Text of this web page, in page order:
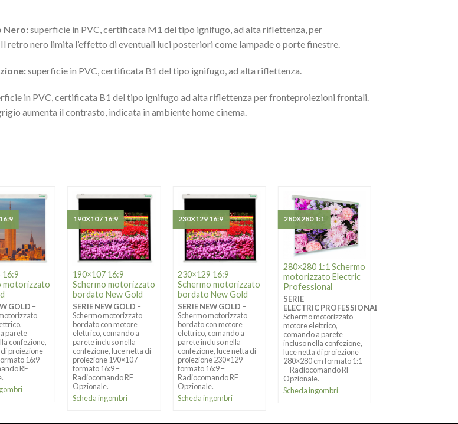
Nero:superficie in PVC, certificata M1 del tipo ignifugo, ad alta riflettenza, per
retro nero limita l’effetto di eventuali luci posteriori come lampade o porte finestre.
superficie in PVC, certificata B1 del tipo ignifugo, ad alta riflettenza.
in PVC, certificata B1 del tipo ignifugo ad alta riflettenza per fronteproiezioni frontali.
aumenta il contrasto, indicata in ambiente home cinema.
16:9
motorizzato
GOLD –
parete
confezione,
proiezione
16:9 –
RF
190×107 16:9
Schermo motorizzato
bordato New Gold
SERIE NEW GOLD –
Schermo motorizzato
bordato con motore
elettrico, comando a
parete incluso nella
confezione, luce netta di
proiezione 190×107
formato 16:9 –
Radiocomando RF
Opzionale.
Scheda ingombri
190X107 16:9
230×129 16:9
Schermo motorizzato
bordato New Gold
SERIE NEW GOLD –
Schermo motorizzato
bordato con motore
elettrico, comando a
parete incluso nella
confezione, luce netta di
proiezione 230×129
formato 16:9 –
Radiocomando RF
Opzionale.
Scheda ingombri
230X129 16:9
280×280 1:1 Schermo
motorizzato Electric
Professional
SERIE
ELECTRIC PROFESSIONAL
Schermo motorizzato
motore elettrico,
comando a parete
incluso nella confezione,
luce netta di proiezione
280×280 cm formato 1:1
– Radiocomando RF
Opzionale.
Scheda ingombri
280X280 1:1